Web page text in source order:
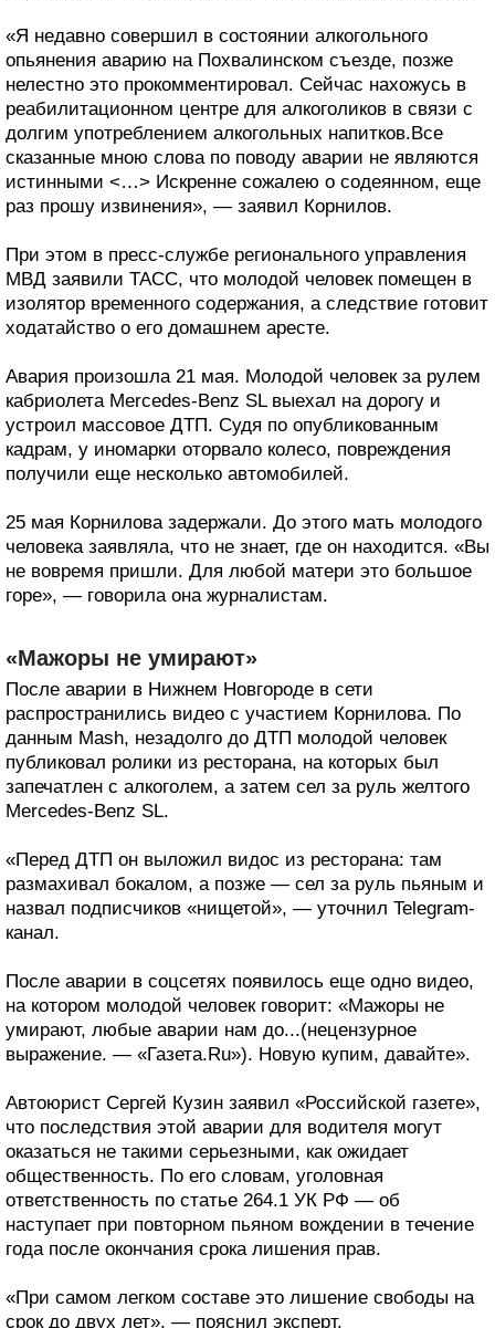
«Я недавно совершил в состоянии алкогольного
опьянения аварию на Похвалинском съезде, позже
нелестно это прокомментировал. Сейчас нахожусь в
реабилитационном центре для алкоголиков в связи с
долгим употреблением алкогольных напитков.Все
сказанные мною слова по поводу аварии не являются
истинными <…> Искренне сожалею о содеянном, еще
раз прошу извинения», — заявил Корнилов.
При этом в пресс-службе регионального управления
МВД заявили ТАСС, что молодой человек помещен в
изолятор временного содержания, а следствие готовит
ходатайство о его домашнем аресте.
Авария произошла 21 мая. Молодой человек за рулем
кабриолета Mercedes-Benz SL выехал на дорогу и
устроил массовое ДТП. Судя по опубликованным
кадрам, у иномарки оторвало колесо, повреждения
получили еще несколько автомобилей.
25 мая Корнилова задержали. До этого мать молодого
человека заявляла, что не знает, где он находится. «Вы
не вовремя пришли. Для любой матери это большое
горе», — говорила она журналистам.
«Мажоры не умирают»
После аварии в Нижнем Новгороде в сети
распространились видео с участием Корнилова. По
данным Mash, незадолго до ДТП молодой человек
публиковал ролики из ресторана, на которых был
запечатлен с алкоголем, а затем сел за руль желтого
Mercedes-Benz SL.
«Перед ДТП он выложил видос из ресторана: там
размахивал бокалом, а позже — сел за руль пьяным и
назвал подписчиков «нищетой», — уточнил Telegram-
канал.
После аварии в соцсетях появилось еще одно видео,
на котором молодой человек говорит: «Мажоры не
умирают, любые аварии нам до...(нецензурное
выражение. — «Газета.Ru»). Новую купим, давайте».
Автоюрист Сергей Кузин заявил «Российской газете»,
что последствия этой аварии для водителя могут
оказаться не такими серьезными, как ожидает
общественность. По его словам, уголовная
ответственность по статье 264.1 УК РФ — об
наступает при повторном пьяном вождении в течение
года после окончания срока лишения прав.
«При самом легком составе это лишение свободы на
срок до двух лет», — пояснил эксперт.